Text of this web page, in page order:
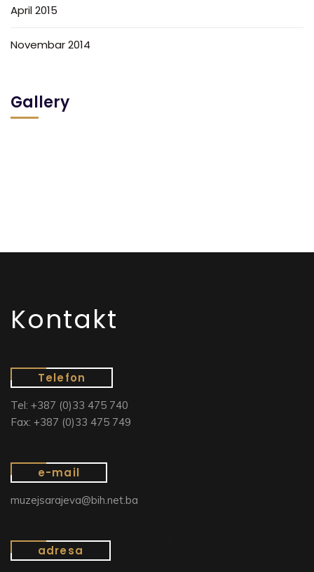
April 2015
Novembar 2014
Gallery
Kontakt
Telefon
Tel: +387 (0)33 475 740
Fax: +387 (0)33 475 749
e-mail
muzejsarajeva@bih.net.ba
adresa